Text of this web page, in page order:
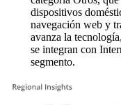
dispositivos
navegación web y
avanza la
se integran con
segmento.